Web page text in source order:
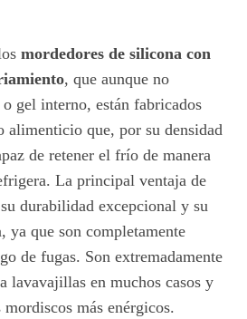
mordedores de silicona con
, que aunque no
gel interno, están fabricados
alimenticio que, por su densidad
de retener el frío de manera
La principal ventaja de
durabilidad excepcional y su
ya que son completamente
de fugas. Son extremadamente
lavavajillas en muchos casos y
más enérgicos.